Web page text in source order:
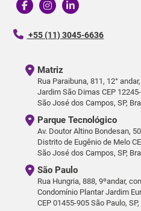
+55 (11) 3045-6636
Matriz
Rua Paraibuna, 811, 12°
Jardim São Dimas CEP
São José dos Campos, SP,
São Paulo
Rua Hungria, 888, 9ºandar,
Condomínio Plantar Jardim
CEP 01455-905 São Paulo, SP,
Parque Tecnológico
Av. Doutor Altino Bondesan,
Distrito de Eugênio de Melo
São José dos Campos, SP,